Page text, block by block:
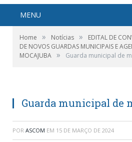
MENU
Home » Notícias »
EDITAL DE
DE NOVOS GUARDAS MUNICIPAIS E
MOCAJUBA » Guarda municipal de
Guarda municipal de
POR ASCOM EM 15 DE MARÇO DE 2024